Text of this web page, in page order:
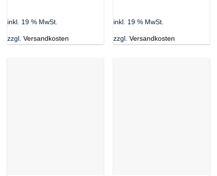
inkl. 19 % MwSt.
zzgl. Versandkosten
inkl. 19 % MwSt.
zzgl. Versandkosten